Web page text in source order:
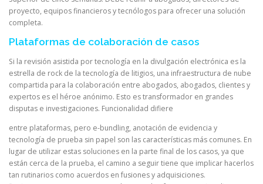
proyecto, equipos financieros y tecnólogos para ofrecer una solución
completa.
Plataformas de colaboración de casos
Si la revisión asistida por tecnología en la divulgación electrónica es la
estrella de rock de la tecnología de litigios, una infraestructura de nube
compartida para la colaboración entre abogados, abogados, clientes y
expertos es el héroe anónimo. Esto es transformador en grandes
disputas e investigaciones. Funcionalidad difiere
entre plataformas, pero e-bundling, anotación de evidencia y
tecnología de prueba sin papel son las características más comunes. En
lugar de utilizar estas soluciones en la parte final de los casos, ya que
están cerca de la prueba, el camino a seguir tiene que implicar hacerlos
tan rutinarios como acuerdos en fusiones y adquisiciones.